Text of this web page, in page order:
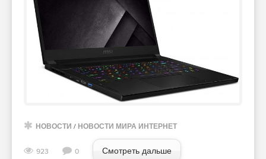
НОВОСТИ / НОВОСТИ МИРА ИНТЕРНЕТ
923 0 Смотреть дальше